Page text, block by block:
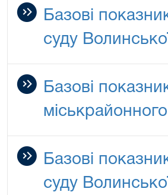
Базові
суду
Базові
Базові
суду